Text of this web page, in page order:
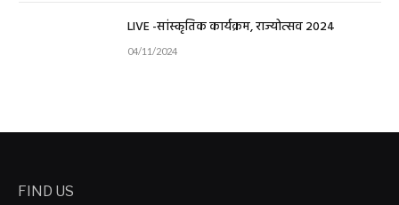
LIVE -सांस्कृतिक कार्यक्रम, राज्योत्सव 2024
04/11/2024
FIND US